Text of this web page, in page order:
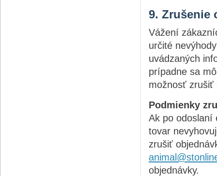
9. Zrušenie
Vážení
určité
uvádzaných
prípadne sa
možnosť zrušiť
Podmienky
Ak po odoslaní
tovar
zrušiť
objednávky.